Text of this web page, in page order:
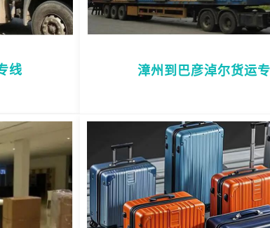
线 漳州到巴彦淖尔货运